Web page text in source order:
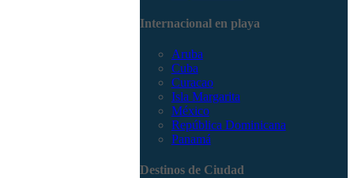
Internacional en playa
Aruba
Cuba
Curacao
Isla Margarita
México
República Dominicana
Panamá
Destinos de Ciudad